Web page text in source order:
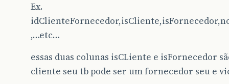
Ex.
,…etc…
essas duas colunas isCLiente e isFornecedor
cliente seu tb pode ser um fornecedor seu e